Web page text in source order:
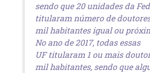
sendo que 20 unidades da
titularam número de
mil habitantes igual ou
No ano de 2017, todas essas
UF titularam 1 ou mais
mil habitantes, sendo que